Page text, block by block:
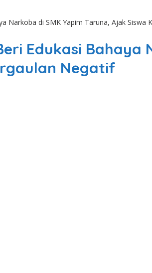
Narkoba di SMK Yapim Taruna, Ajak Siswa
Edukasi Bahaya
Negatif